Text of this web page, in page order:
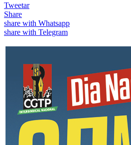
Tweetar
Share
share with Whatsapp
share with Telegram